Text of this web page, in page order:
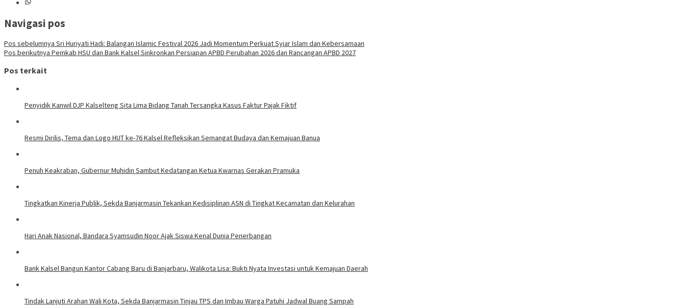
Navigasi pos
Pos sebelumnya Sri Huriyati Hadi: Balangan Islamic Festival 2026 Jadi Momentum Perkuat Syiar Islam dan Kebersamaan
Pos berikutnya Pemkab HSU dan Bank Kalsel Sinkronkan Persiapan APBD Perubahan 2026 dan Rancangan APBD 2027
Pos terkait
Penyidik Kanwil DJP Kalselteng Sita Lima Bidang Tanah Tersangka Kasus Faktur Pajak Fiktif
Resmi Dirilis, Tema dan Logo HUT ke-76 Kalsel Refleksikan Semangat Budaya dan Kemajuan Banua
Penuh Keakraban, Gubernur Muhidin Sambut Kedatangan Ketua Kwarnas Gerakan Pramuka
Tingkatkan Kinerja Publik, Sekda Banjarmasin Tekankan Kedisiplinan ASN di Tingkat Kecamatan dan Kelurahan
Hari Anak Nasional, Bandara Syamsudin Noor Ajak Siswa Kenal Dunia Penerbangan
Bank Kalsel Bangun Kantor Cabang Baru di Banjarbaru, Walikota Lisa: Bukti Nyata Investasi untuk Kemajuan Daerah
Tindak Lanjuti Arahan Wali Kota, Sekda Banjarmasin Tinjau TPS dan Imbau Warga Patuhi Jadwal Buang Sampah